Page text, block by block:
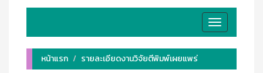
Toggle
navigation
หน้าแรก
รายละเอียดงานวิจัยตีพิมพ์เผยแพร่